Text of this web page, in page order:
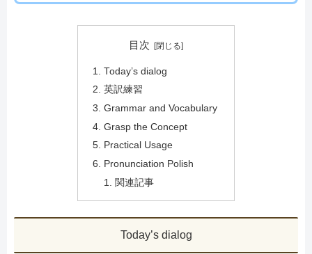
目次
Today’s dialog
英訳練習
Grammar and Vocabulary
Grasp the Concept
Practical Usage
Pronunciation Polish
関連記事
Today’s dialog